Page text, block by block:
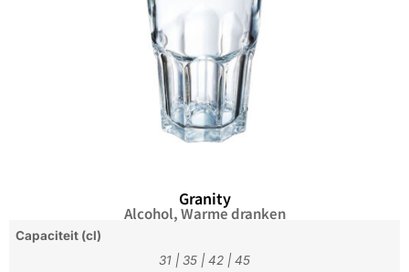
Granity
Alcohol,Warme dranken
Capaciteit (cl)
31 | 35 | 42 | 45